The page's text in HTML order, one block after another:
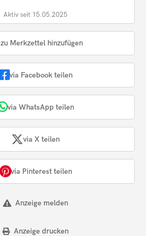
Aktiv seit 15.05.2025
zu Merkzettel hinzufügen
via Facebook teilen
via WhatsApp teilen
via X teilen
via Pinterest teilen
Anzeige melden
Anzeige drucken